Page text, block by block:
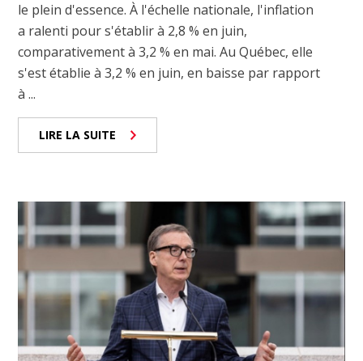
le plein d'essence. À l'échelle nationale, l'inflation
a ralenti pour s'établir à 2,8 % en juin,
comparativement à 3,2 % en mai. Au Québec, elle
s'est établie à 3,2 % en juin, en baisse par rapport
à ...
LIRE LA SUITE